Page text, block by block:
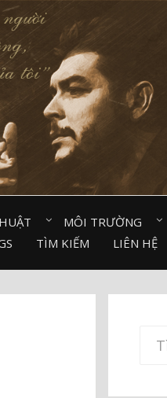
MÔI TRƯỜNG⠀
TÌM KIẾM LIÊN HỆ
Tìm